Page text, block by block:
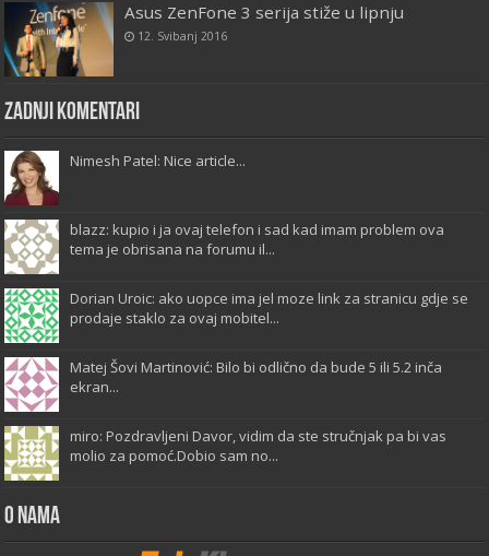
Asus ZenFone 3 serija stiže u lipnju
12. Svibanj 2016
Zadnji komentari
Nimesh Patel: Nice article...
blazz: kupio i ja ovaj telefon i sad kad imam problem ova
tema je obrisana na forumu il...
Dorian Uroic: ako uopce ima jel moze link za stranicu gdje se
prodaje staklo za ovaj mobitel...
Matej Šovi Martinović: Bilo bi odlično da bude 5 ili 5.2 inča
ekran...
miro: Pozdravljeni Davor, vidim da ste stručnjak pa bi vas
molio za pomoć.Dobio sam no...
O Nama